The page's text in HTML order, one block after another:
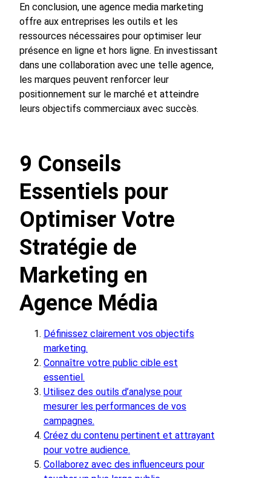
En conclusion, une agence media marketing
offre aux entreprises les outils et les
ressources nécessaires pour optimiser leur
présence en ligne et hors ligne. En investissant
dans une collaboration avec une telle agence,
les marques peuvent renforcer leur
positionnement sur le marché et atteindre
leurs objectifs commerciaux avec succès.
9 Conseils
Essentiels pour
Optimiser Votre
Stratégie de
Marketing en
Agence Média
Définissez clairement vos objectifs
marketing.
Connaître votre public cible est
essentiel.
Utilisez des outils d’analyse pour
mesurer les performances de vos
campagnes.
Créez du contenu pertinent et attrayant
pour votre audience.
Collaborez avec des influenceurs pour